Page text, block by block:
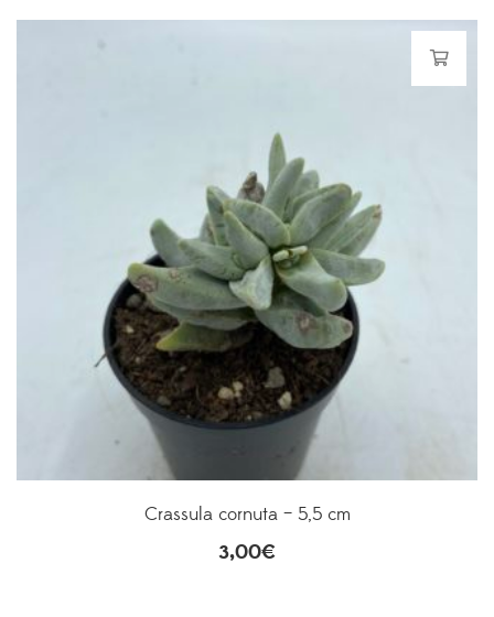
Crassula cornuta – 5,5 cm
3,00€